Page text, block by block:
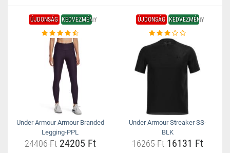
ÚJDONSÁG KEDVEZMÉNY
Under Armour Armour Branded
Legging-PPL
24406 Ft24205 Ft
ÚJDONSÁG KEDVEZMÉNY
Under Armour Streaker SS-
BLK
16265 Ft16131 Ft